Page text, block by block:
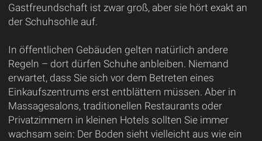
Gastfreundschaft ist zwar groß, aber sie hört exakt an
der Schuhsohle auf.
In öffentlichen Gebäuden gelten natürlich andere
Regeln – dort dürfen Schuhe anbleiben. Niemand
erwartet, dass Sie sich vor dem Betreten eines
Einkaufszentrums erst entblättern müssen. Aber in
Massagesalons, traditionellen Restaurants oder
Privatzimmern in kleinen Hotels sollten Sie immer
wachsam sein: Der Boden sieht vielleicht aus wie ein